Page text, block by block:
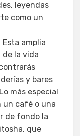
leyendas
como un
: Esta amplia
de la vida
y bares
más especial
un café o una
de fondo la
que